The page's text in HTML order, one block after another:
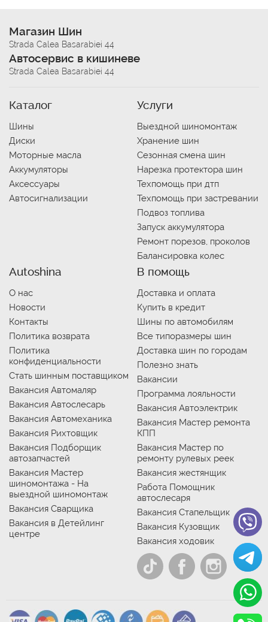
Магазин Шин
Strada Calea Basarabiei 44
Автосервис в кишиневе
Strada Calea Basarabiei 44
Каталог
Шины
Диски
Моторные масла
Аккумуляторы
Аксессуары
Автосигнализации
Услуги
Выездной шиномонтаж
Хранение шин
Сезонная смена шин
Нарезка протектора шин
Техпомощь при дтп
Техпомощь при застревании
Подвоз топлива
Запуск аккумулятора
Ремонт порезов, проколов
Балансировка колес
Autoshina
О нас
Новости
Контакты
Политика возврата
Политика
конфиденциальности
Стать шинным поставщиком
Вакансия Автомаляр
Вакансия Автослесарь
Вакансия Автомеханика
Вакансия Рихтовщик
Вакансия Подборщик
автозапчастей
Вакансия Мастер
шиномонтажа - На
выездной шиномонтаж
Вакансия Сварщика
Вакансия в Детейлинг
центре
В помощь
Доставка и оплата
Купить в кредит
Шины по автомобилям
Все типоразмеры шин
Доставка шин по городам
Полезно знать
Вакансии
Программа лояльности
Вакансия Автоэлектрик
Вакансия Мастер ремонта
КПП
Вакансия Мастер по
ремонту рулевых реек
Вакансия жестянщик
Работа Помощник
автослесаря
Вакансия Стапельщик
Вакансия Кузовщик
Вакансия ходовик